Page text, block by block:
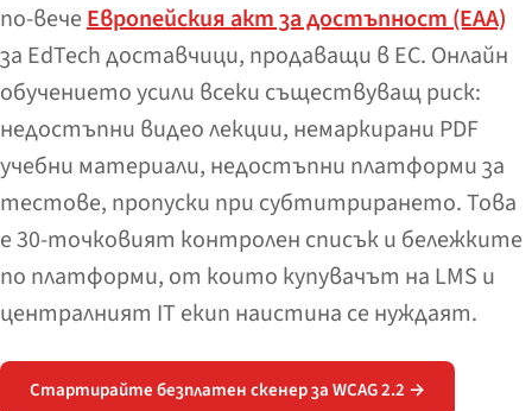
по-вечеЕвропейския акт за достъпност (EAA)
за EdTech доставчици, продаващи в ЕС. Онлайн
обучението усили всеки съществуващ риск:
недостъпни видео лекции, немаркирани PDF
учебни материали, недостъпни платформи за
тестове, пропуски при субтитрирането. Това
е 30-точковият контролен списък и бележките
по платформи, от които купувачът на LMS и
централният IT екип наистина се нуждаят.
Стартирайте безплатен скенер за WCAG 2.2 →